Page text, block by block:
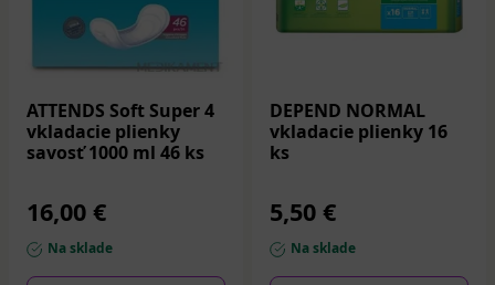
ATTENDS Soft Super 4
vkladacie plienky
savosť 1000 ml 46 ks
16,00 €
Na sklade
DEPEND NORMAL
vkladacie plienky 16
ks
5,50 €
Na sklade